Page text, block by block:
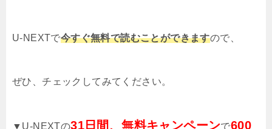
U-NEXTで今すぐ無料で読むことができますので、
ぜひ、チェックしてみてください。
▼U-NEXTの31日間、無料キャンペーンで600